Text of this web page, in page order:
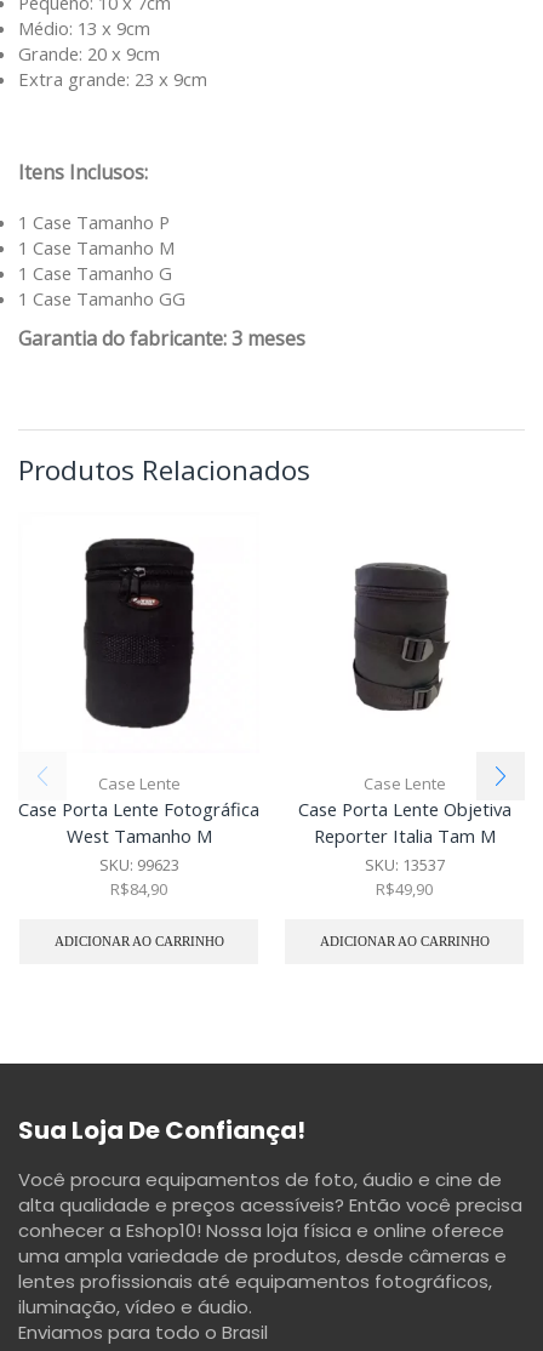
Médio: 13 x 9cm
Grande: 20 x 9cm
Extra grande: 23 x 9cm
Itens Inclusos:
1 Case Tamanho P
1 Case Tamanho M
1 Case Tamanho G
1 Case Tamanho GG
Garantia do fabricante: 3 meses
Produtos Relacionados
Case Lente
Case Porta Lente Fotográfica
West Tamanho M
SKU: 99623
R$84,90
ADICIONAR AO CARRINHO
Case Lente
Case Porta Lente Objetiva
Reporter Italia Tam M
SKU: 13537
R$49,90
ADICIONAR AO CARRINHO
Sua Loja De Confiança!
Você procura equipamentos de foto, áudio e cine de
alta qualidade e preços acessíveis? Então você precisa
conhecer a Eshop10! Nossa loja física e online oferece
uma ampla variedade de produtos, desde câmeras e
lentes profissionais até equipamentos fotográficos,
iluminação, vídeo e áudio.
Enviamos para todo o Brasil